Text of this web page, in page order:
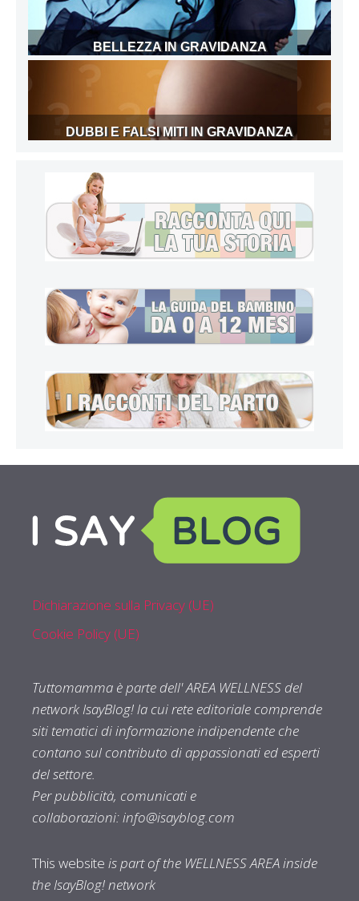
BELLEZZA IN GRAVIDANZA
DUBBI E FALSI MITI IN GRAVIDANZA
Dichiarazione sulla Privacy (UE)
Cookie Policy (UE)
Tuttomamma è parte dell' AREA WELLNESS del
network IsayBlog! la cui rete editoriale comprende
siti tematici di informazione indipendente che
contano sul contributo di appassionati ed esperti
del settore.
Per pubblicità, comunicati e
collaborazioni:info@isayblog.com
This website is part of the WELLNESS AREA inside
the IsayBlog! network